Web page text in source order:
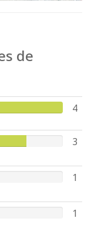
de
4
3
1
1